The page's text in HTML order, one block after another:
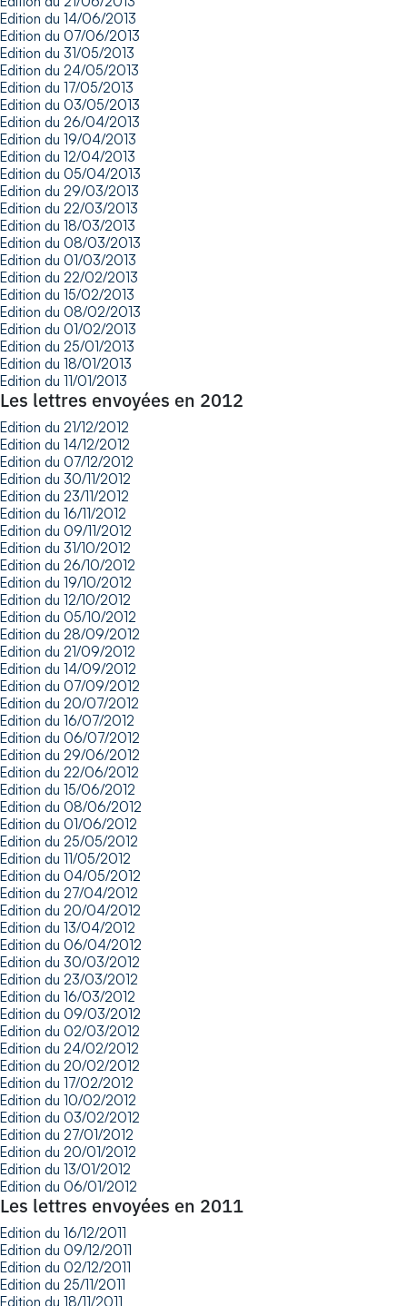
Edition du 14/06/2013
Edition du 07/06/2013
Edition du 31/05/2013
Edition du 24/05/2013
Edition du 17/05/2013
Edition du 03/05/2013
Edition du 26/04/2013
Edition du 19/04/2013
Edition du 12/04/2013
Edition du 05/04/2013
Edition du 29/03/2013
Edition du 22/03/2013
Edition du 18/03/2013
Edition du 08/03/2013
Edition du 01/03/2013
Edition du 22/02/2013
Edition du 15/02/2013
Edition du 08/02/2013
Edition du 01/02/2013
Edition du 25/01/2013
Edition du 18/01/2013
Edition du 11/01/2013
Les lettres envoyées en 2012
Edition du 21/12/2012
Edition du 14/12/2012
Edition du 07/12/2012
Edition du 30/11/2012
Edition du 23/11/2012
Edition du 16/11/2012
Edition du 09/11/2012
Edition du 31/10/2012
Edition du 26/10/2012
Edition du 19/10/2012
Edition du 12/10/2012
Edition du 05/10/2012
Edition du 28/09/2012
Edition du 21/09/2012
Edition du 14/09/2012
Edition du 07/09/2012
Edition du 20/07/2012
Edition du 16/07/2012
Edition du 06/07/2012
Edition du 29/06/2012
Edition du 22/06/2012
Edition du 15/06/2012
Edition du 08/06/2012
Edition du 01/06/2012
Edition du 25/05/2012
Edition du 11/05/2012
Edition du 04/05/2012
Edition du 27/04/2012
Edition du 20/04/2012
Edition du 13/04/2012
Edition du 06/04/2012
Edition du 30/03/2012
Edition du 23/03/2012
Edition du 16/03/2012
Edition du 09/03/2012
Edition du 02/03/2012
Edition du 24/02/2012
Edition du 20/02/2012
Edition du 17/02/2012
Edition du 10/02/2012
Edition du 03/02/2012
Edition du 27/01/2012
Edition du 20/01/2012
Edition du 13/01/2012
Edition du 06/01/2012
Les lettres envoyées en 2011
Edition du 16/12/2011
Edition du 09/12/2011
Edition du 02/12/2011
Edition du 25/11/2011
Edition du 18/11/2011